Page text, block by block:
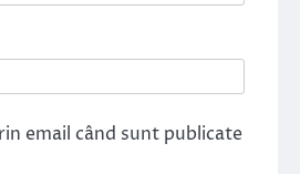
email când sunt publicate